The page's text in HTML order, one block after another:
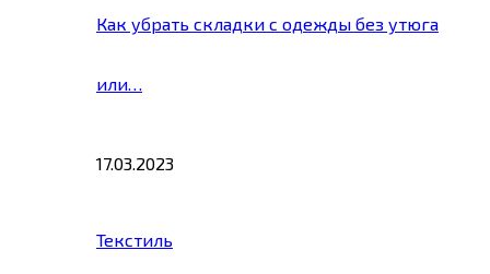
Как убрать складки с одежды без утюга
или…
17.03.2023
Текстиль